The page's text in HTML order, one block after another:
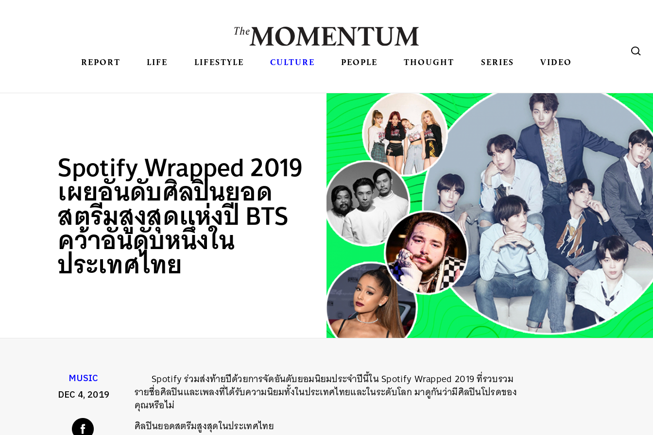
REPORT LIFE LIFESTYLE CULTURE PEOPLE THOUGHT SERIES VIDEO
Spotify Wrapped 2019
เผยอันดับศิลปินยอด
สตรีมสูงสุดแห่งปี BTS
คว้าอันดับหนึ่งใน
ประเทศไทย
MUSIC
DEC 4, 2019
Spotify ร่วมส่งท้ายปีด้วยการจัดอันดับยอมนิยมประจำปีนี้ใน Spotify Wrapped 2019 ที่รวบรวม
รายชื่อศิลปินและเพลงที่ได้รับความนิยมทั้งในประเทศไทยและในระดับโลก มาดูกันว่ามีศิลปินโปรดของ
คุณหรือไม่
ศิลปินยอดสตรีมสูงสุดในประเทศไทย